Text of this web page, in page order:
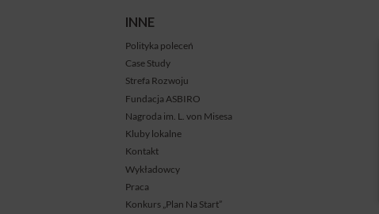
INNE
Polityka poleceń
Case Study
Strefa Rozwoju
Fundacja ASBIRO
Nagroda im. L. von Misesa
Kluby lokalne
Kontakt
Wykładowcy
Praca
Konkurs „Plan Na Start”